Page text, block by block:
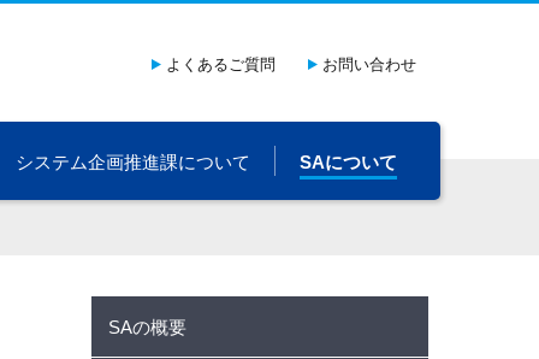
よくあるご質問 お問い合わせ
システム企画推進課について SAについて
SAの概要